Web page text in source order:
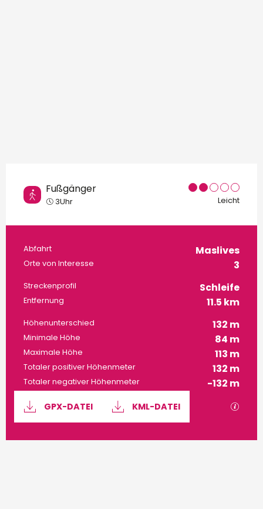
Fußgänger
3Uhr Leicht
Praktische
Abfahrt Maslives
Orte von Interesse 3
Streckenprofil Schleife
Entfernung 11.5 km
Höhenunterschied 132 m
Minimale Höhe 84 m
Maximale Höhe 113 m
Totaler positiver Höhenmeter 132 m
Totaler negativer Höhenmeter -132 m
Dokumentation
GPX-DATEI KML-DATEI Mit